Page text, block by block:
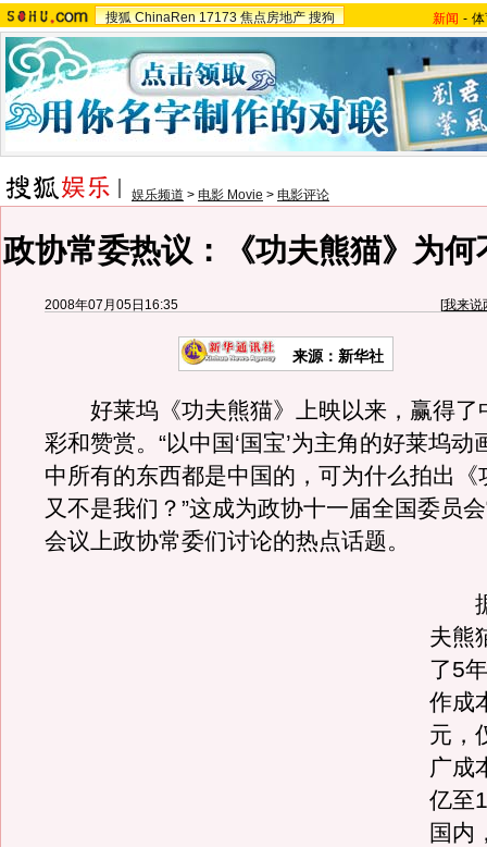
搜狐 ChinaRen 17173 焦点房地产 搜狗 新闻 -
娱乐频道 > 电影 Movie > 电影评论
政协常委热议：《功夫熊猫》为何
2008年07月05日16:35 [我来说
来源：新华社
好莱坞《功夫熊猫》上映以来，赢得了
彩和赞赏。“以中国‘国宝’为主角的好莱坞动
中所有的东西都是中国的，可为什么拍出《
又不是我们？”这成为政协十一届全国委员
会议上政协常委们讨论的热点话题。
据
夫熊
了5
作成
元，
广成
亿至
国内